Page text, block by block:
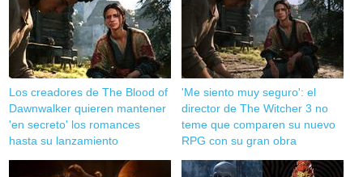
Los creadores de The Blood of
Dawnwalker quieren mantener
'en secreto' los romances
hasta su lanzamiento
'Me siento muy seguro': el
director de The Witcher 3 no
teme que comparen su nuevo
RPG con su gran obra